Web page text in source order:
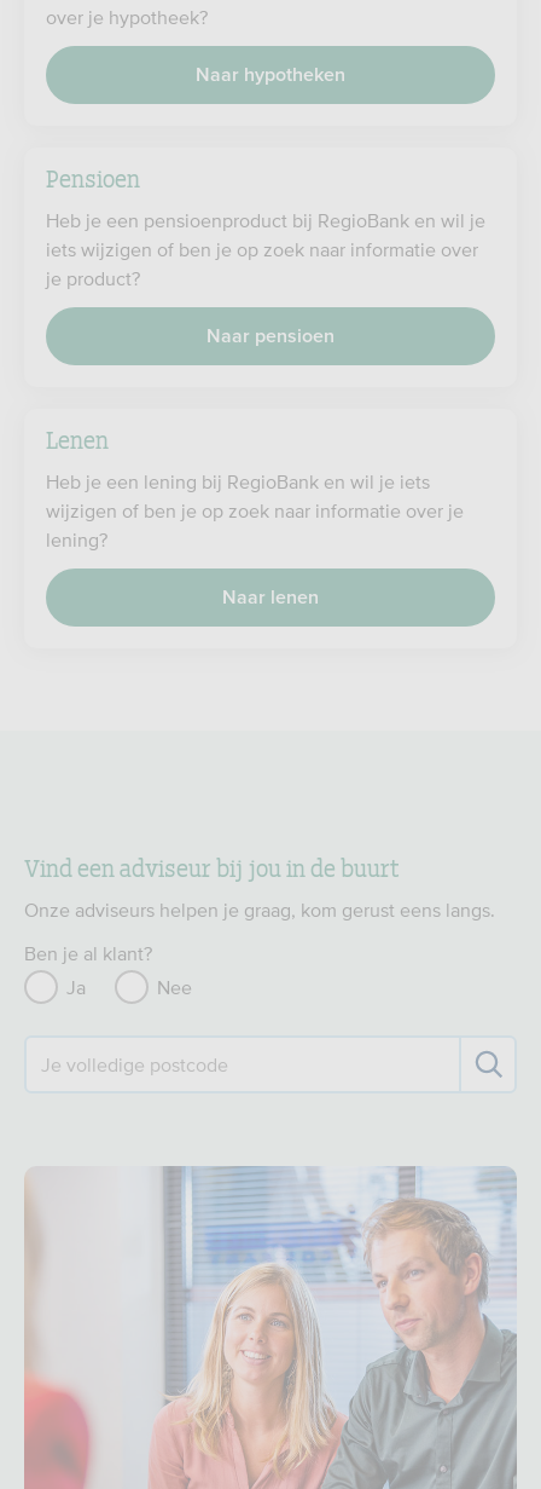
over je hypotheek?
Naar hypotheken
Pensioen
Heb je een pensioenproduct bij RegioBank en wil je
iets wijzigen of ben je op zoek naar informatie over
je product?
Naar pensioen
Lenen
Heb je een lening bij RegioBank en wil je iets
wijzigen of ben je op zoek naar informatie over je
lening?
Naar lenen
Vind een adviseur bij jou in de buurt
Onze adviseurs helpen je graag, kom gerust eens langs.
Ben je al klant?
Ja
Nee
Je volledige postcode